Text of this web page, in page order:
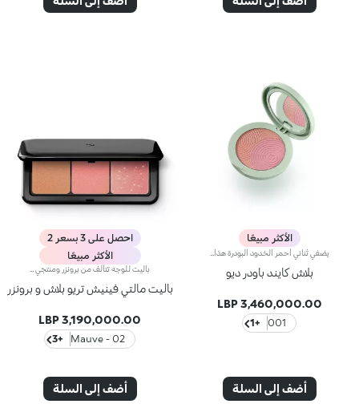
الأكثر مبيعًا
بلاش كايند باودر ديو
3,460,000.00 LBP
001
+1
أضف إلى السلة
احصل على 3 بسعر 2
الأكثر مبيعًا
باليت مالتي فينيش تريو بلاش و برونزر
3,190,000.00 LBP
02 - Mauve
+3
أضف إلى السلة